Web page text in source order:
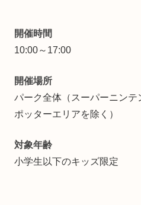
開催時間
10:00～17:00
開催場所
パーク全体（スーパーニンテ
ポッターエリアを除く）
対象年齢
小学生以下のキッズ限定